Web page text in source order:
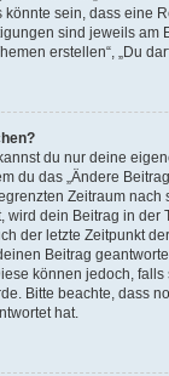
könnte sein, dass eine
sind jeweils am
erstellen“, „Du
du nur deine
du das „Ändere
Zeitraum
dein Beitrag in der
der letzte Zeitpunkt
Beitrag
können jedoch,
Bitte beachte, dass
hat.